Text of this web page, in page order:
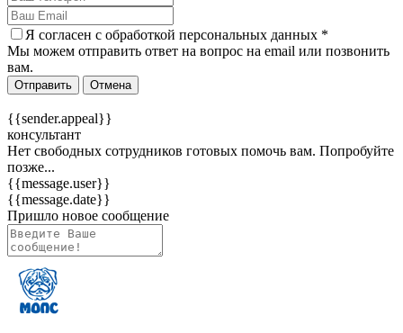
Я согласен c обработкой персональных данных *
Мы можем отправить ответ на вопрос на email или позвонить
вам.
Отправить Отмена
{{sender.appeal}}
консультант
Нет свободных сотрудников готовых помочь вам. Попробуйте
позже...
{{message.user}}
{{message.date}}
Пришло новое сообщение